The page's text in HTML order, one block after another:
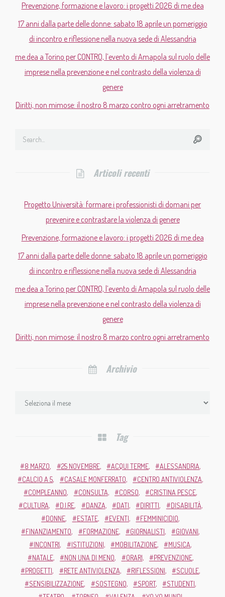
Prevenzione, formazione e lavoro: i progetti 2026 di me.dea
17 anni dalla parte delle donne: sabato 18 aprile un pomeriggio
di incontro e riflessione nella nuova sede di Alessandria
me.dea a Torino per CONTRO, l’evento di Amapola sul ruolo delle
imprese nella prevenzione e nel contrasto della violenza di
genere
Diritti, non mimose: il nostro 8 marzo contro ogni arretramento
Articoli recenti
Progetto Università: formare i professionisti di domani per
prevenire e contrastare la violenza di genere
Prevenzione, formazione e lavoro: i progetti 2026 di me.dea
17 anni dalla parte delle donne: sabato 18 aprile un pomeriggio
di incontro e riflessione nella nuova sede di Alessandria
me.dea a Torino per CONTRO, l’evento di Amapola sul ruolo delle
imprese nella prevenzione e nel contrasto della violenza di
genere
Diritti, non mimose: il nostro 8 marzo contro ogni arretramento
Archivio
Tag
8 MARZO 25 NOVEMBRE ACQUI TERME
ALESSANDRIA
CALCIO A 5
CASALE MONFERRATO
CENTRO ANTIVIOLENZA
COMPLEANNO
CONSULTA CORSO
CRISTINA PESCE
CULTURA
D.I.RE DANZA DATI DIRITTI
DISABILITÀ
DONNE
ESTATE EVENTI
FEMMINICIDIO
FINANZIAMENTO
FORMAZIONE GIORNALISTI
GIOVANI
INCONTRI
ISTITUZIONI MOBILITAZIONE
MUSICA
NATALE
NON UNA DI MENO ORARI
PREVENZIONE
PROGETTI
RETE ANTIVIOLENZA RIFLESSIONI
SCUOLE
SENSIBILIZZAZIONE
SOSTEGNO SPORT
STUDENTI